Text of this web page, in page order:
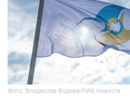
Фото: Владислав Воднев/РИА Новости